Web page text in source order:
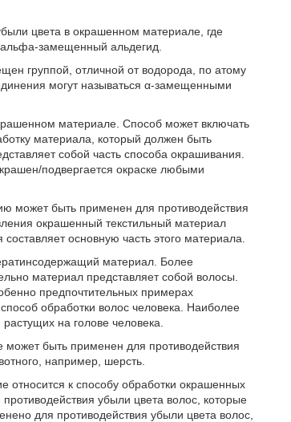
цвета в окрашенном материале, где
замещенный альдегид.
группой, отличной от водорода, по атому
могут называться α-замещенными
материале. Способ может включать
материала, который должен быть
собой часть способа окрашивания.
подвергается окраске любыми
может быть применен для противодействия
окрашенный текстильный материал
основную часть этого материала.
материал. Более
материал представляет собой волосы.
предпочтительных примерах
обработки волос человека. Наиболее
на голове человека.
может быть применен для противодействия
например, шерсть.
относится к способу обработки окрашенных
убыли цвета волос, которые
для противодействия убыли цвета волос,